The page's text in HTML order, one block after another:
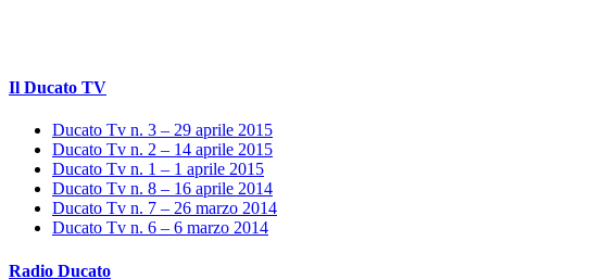
Il Ducato TV
Ducato Tv n. 3 – 29 aprile 2015
Ducato Tv n. 2 – 14 aprile 2015
Ducato Tv n. 1 – 1 aprile 2015
Ducato Tv n. 8 – 16 aprile 2014
Ducato Tv n. 7 – 26 marzo 2014
Ducato Tv n. 6 – 6 marzo 2014
Radio Ducato